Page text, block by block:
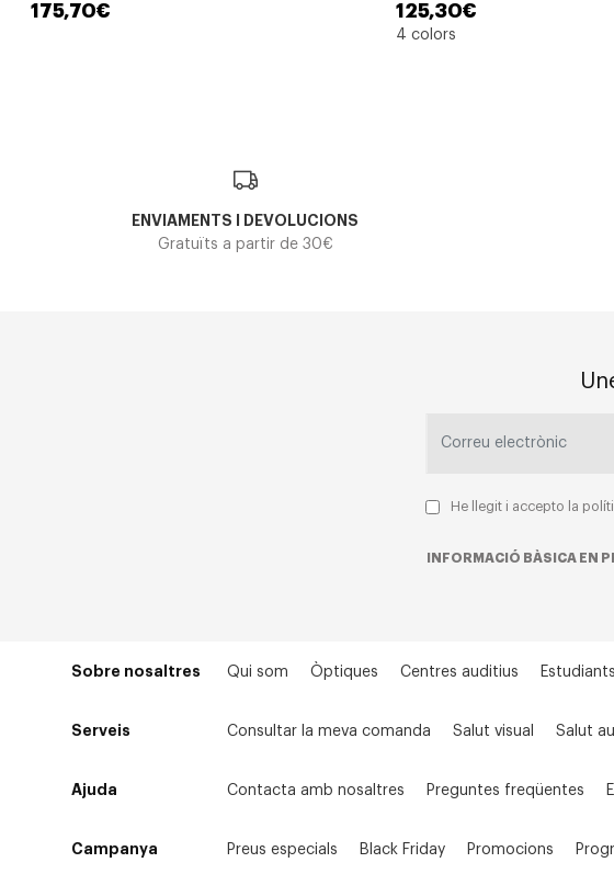
175,70€ 125,30€
4 colors
ENVIAMENTS I DEVOLUCIONS
Gratuïts a partir de 30€
He llegit i accepto la
INFORMACIÓ BÀSICA EN
Sobre nosaltres Qui som Òptiques Centres auditius Estudiants
Serveis Consultar la meva comanda Salut visual Salut
Ajuda Contacta amb nosaltres Preguntes freqüentes
Campanya Preus especials Black Friday Promocions